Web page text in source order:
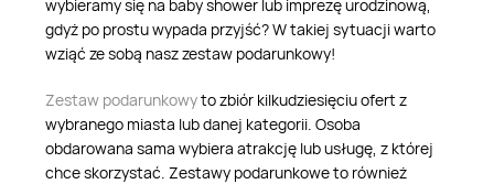
wybieramy się na baby shower lub imprezę urodzinową,
gdyż po prostu wypada przyjść? W takiej sytuacji warto
wziąć ze sobą nasz zestaw podarunkowy!
Zestaw podarunkowyto zbiór kilkudziesięciu ofert z
wybranego miasta lub danej kategorii. Osoba
obdarowana sama wybiera atrakcję lub usługę, z której
chce skorzystać. Zestawy podarunkowe to również